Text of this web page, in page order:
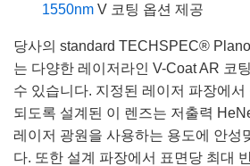
1550nm V 코팅 옵션 제공
당사의 standard TECHSPEC®
는 다양한 레이저라인 V-Coat AR 코
수 있습니다. 지정된 레이저 파장에
되도록 설계된 이 렌즈는 저출력
레이저 광원을 사용하는 용도에 안성
다. 또한 설계 파장에서 표면당 최대